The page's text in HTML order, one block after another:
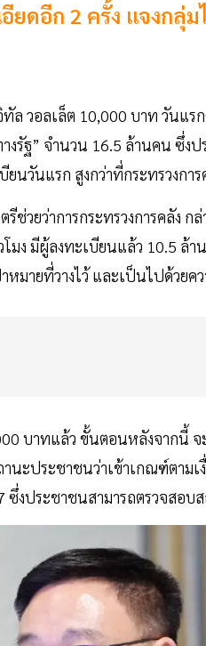
ยดอีก 2 ครั้ง แจงก
ทัล วอลเล็ต 10,000 บาท วันแ
ฐ” จำนวน 16.5 ล้านคน ซึ่งป
นวันแรก สูงกว่าที่กระทรวงกา
ยว่าการกระทรวงการคลัง กล่
โมง มีผู้ลงทะเบียนแล้ว 10.5
มายที่วางไว้ และเป็นไปด้วยค
บาทแล้ว ขั้นตอนหลังจากนี้
านะประชาชนว่าเข้าเกณฑ์ตา
งประชาชนสามารถตรวจสอบ